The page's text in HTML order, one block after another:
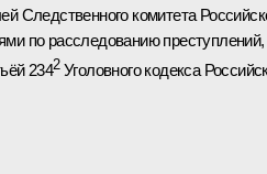
Следственного комитета
по расследованию преступлений,
2342Уголовного кодекса